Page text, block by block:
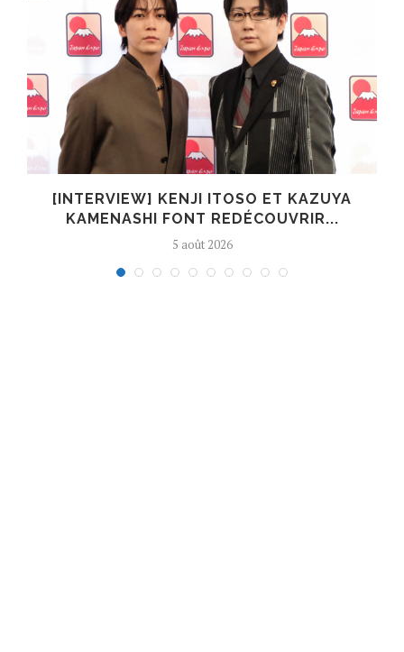
[INTERVIEW] KENJI ITOSO ET KAZUYA
KAMENASHI FONT REDÉCOUVRIR...
5 août 2026